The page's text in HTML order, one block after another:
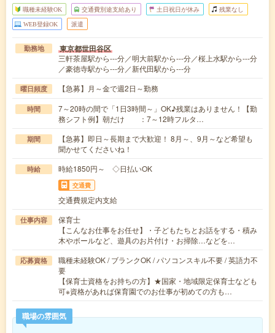
職種未経験OK 交通費別途支給あり 土日祝日が休み 残業なし
WEB登録OK 派遣
勤務地 東京都世田谷区
三軒茶屋駅から---分／明大前駅から---分／桜上水駅から---分
／豪徳寺駅から---分／新代田駅から---分
曜日頻度 【急募】月～金で週2日～勤務
時間
7～20時の間で「1日3時間～」OK♪残業はありません！【勤
務シフト例】朝だけ ：7～12時フルタ…
期間
【急募】即日～長期まで大歓迎！ 8月～、9月～など希望も
聞かせてくださいね！
時給 時給1850円～ ◇日払いOK
交通費
交通費規定内支給
仕事内容
保育士
【こんなお仕事をお任せ】・子どもたちとお話をする・積み
木やボールなど、遊具のお片付け・お掃除…などを…
応募資格
職種未経験OK / ブランクOK / パソコンスキル不要 / 英語力不
要
【保育士資格をお持ちの方】★国家・地域限定保育士なども
可※資格があれば保育園でのお仕事が初めての方も…
職場の雰囲気